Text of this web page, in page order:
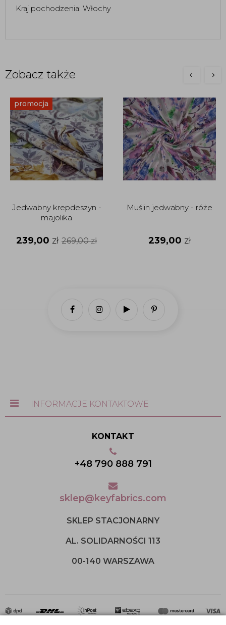
Kraj pochodzenia: Włochy
Zobacz także
promocja
Jedwabny krepdeszyn -
majolika
239,00 zł 269,00zł
Muślin jedwabny - róże
239,00 zł
INFORMACJE KONTAKTOWE
KONTAKT
+48 790 888 791
sklep@keyfabrics.com
SKLEP STACJONARNY
AL. SOLIDARNOŚCI 113
00-140 WARSZAWA